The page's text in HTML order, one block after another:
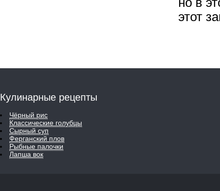
этот
Кулинарные рецепты
Чёрный рис
Классические голубцы
Сырный суп
Ферганский плов
Рыбные палочки
Лапша вок